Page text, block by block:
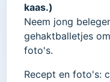
kaas.)
Neem jong
gehaktballetjes
foto's.
Recept en foto's: